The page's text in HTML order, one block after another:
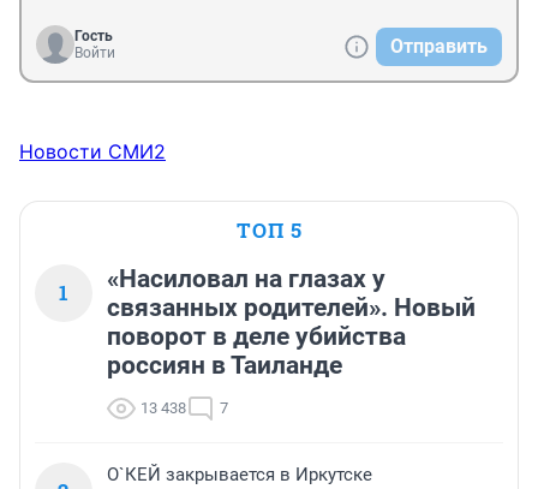
Гость
Войти
Отправить
Новости СМИ2
ТОП 5
1
«Насиловал на глазах у
связанных родителей». Новый
поворот в деле убийства
россиян в Таиланде
13 438 7
О`КЕЙ закрывается в Иркутске